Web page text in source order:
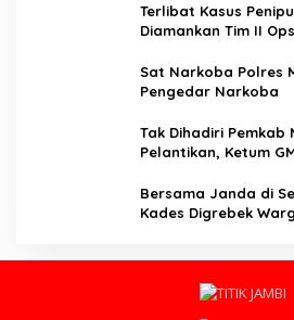
Terlibat Kasus
Diamankan Tim II
Sat Narkoba Polres
Pengedar Narkoba
Tak Dihadiri Pemkab
Pelantikan, Ketum
Bersama Janda di
Kades Digrebek